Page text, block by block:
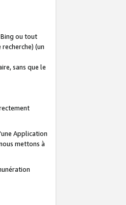
ou tout
(un
sans que le
Application
mettons à